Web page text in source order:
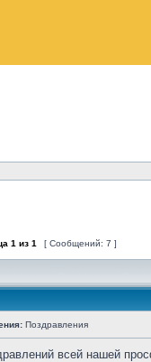
1 из 1 [ Сообщений: 7 ]
Поздравления
всей нашей